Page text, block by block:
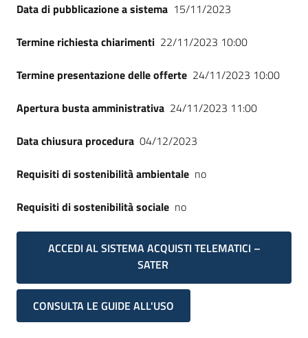
Data di pubblicazione a sistema 15/11/2023
Termine richiesta chiarimenti 22/11/2023 10:00
Termine presentazione delle offerte 24/11/2023 10:00
Apertura busta amministrativa 24/11/2023 11:00
Data chiusura procedura 04/12/2023
Requisiti di sostenibilità ambientale no
Requisiti di sostenibilità sociale no
ACCEDI AL SISTEMA ACQUISTI TELEMATICI –
SATER
CONSULTA LE GUIDE ALL'USO